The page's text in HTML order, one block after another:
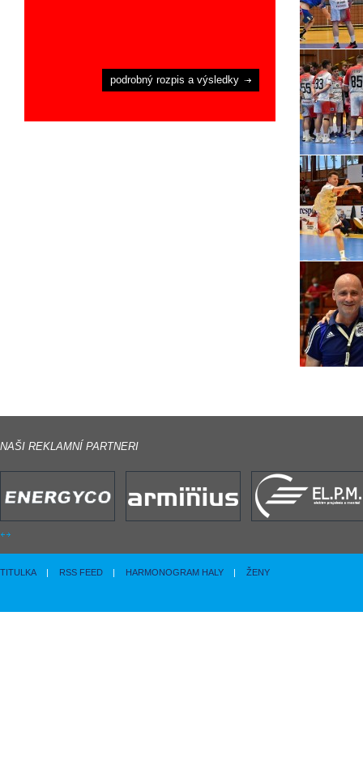
podrobný rozpis a výsledky
NAŠI REKLAMNÍ PARTNERI
TITULKA | RSS FEED | HARMONOGRAM HALY | ŽENY